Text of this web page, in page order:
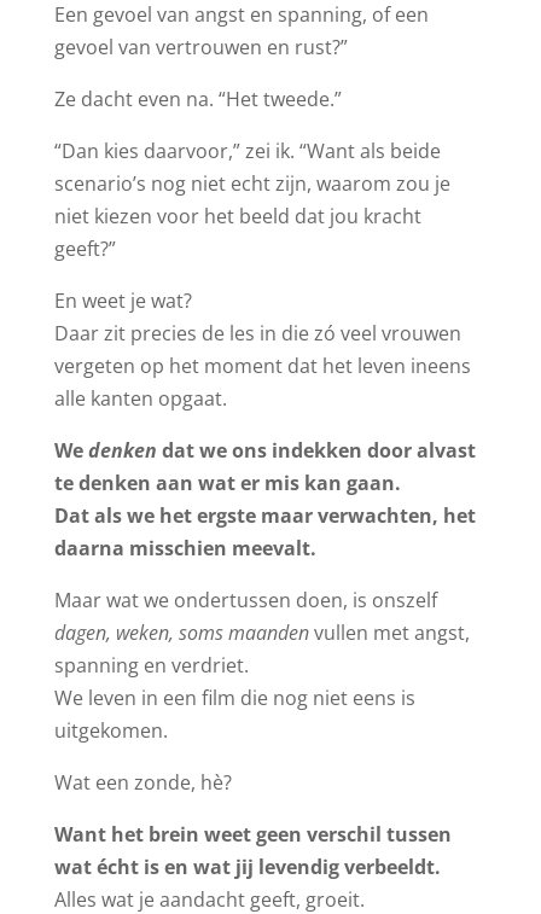
Een gevoel van angst en spanning, of een
gevoel van vertrouwen en rust?”
Ze dacht even na. “Het tweede.”
“Dan kies daarvoor,” zei ik. “Want als beide
scenario’s nog niet echt zijn, waarom zou je
niet kiezen voor het beeld dat jou kracht
geeft?”
En weet je wat?
Daar zit precies de les in die zó veel vrouwen
vergeten op het moment dat het leven ineens
alle kanten opgaat.
Wedenken dat we ons indekken door alvast
te denken aan wat er mis kan gaan.
Dat als we het ergste maar verwachten, het
daarna misschien meevalt.
Maar wat we ondertussen doen, is onszelf
dagen, weken, soms maandenvullen met angst,
spanning en verdriet.
We leven in een film die nog niet eens is
uitgekomen.
Wat een zonde, hè?
Want het brein weet geen verschil tussen
wat écht is en wat jij levendig verbeeldt.
Alles wat je aandacht geeft, groeit.